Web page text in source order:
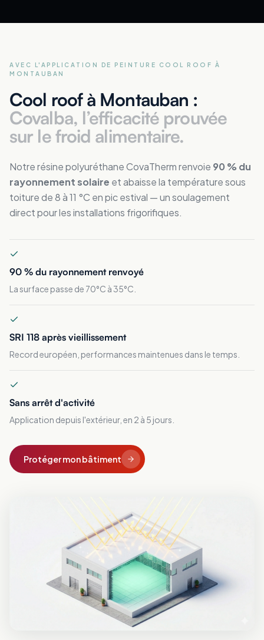
AVEC L'APPLICATION DE PEINTURE COOL ROOF À
MONTAUBAN
Cool roof à Montauban :
Covalba, l’efficacité prouvée
sur le froid alimentaire.
Notre résine polyuréthane CovaTherm renvoie 90 % du
rayonnement solaire et abaisse la température sous
toiture de 8 à 11 °C en pic estival — un soulagement
direct pour les installations frigorifiques.
90 % du rayonnement renvoyé
La surface passe de 70°C à 35°C.
SRI 118 après vieillissement
Record européen, performances maintenues dans le temps.
Sans arrêt d'activité
Application depuis l'extérieur, en 2 à 5 jours.
Protéger mon bâtiment